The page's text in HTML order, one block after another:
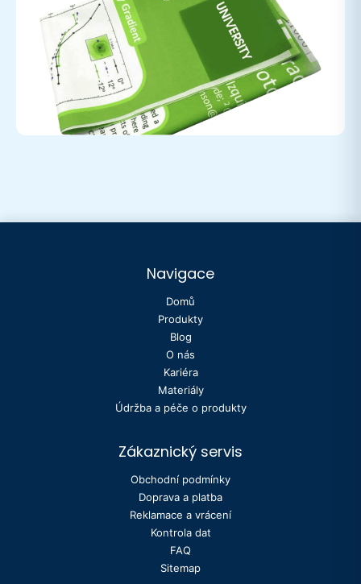
Navigace
Domů
Produkty
Blog
O nás
Kariéra
Materiály
Údržba a péče o produkty
Zákaznický servis
Obchodní podmínky
Doprava a platba
Reklamace a vrácení
Kontrola dat
FAQ
Sitemap